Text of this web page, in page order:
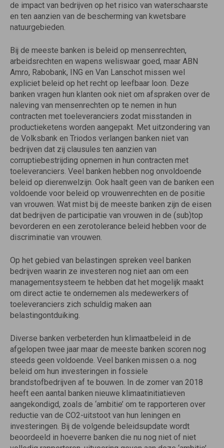
de impact van bedrijven op het risico van waterschaarste
en ten aanzien van de bescherming van kwetsbare
natuurgebieden.
Bij de meeste banken is beleid op mensenrechten,
arbeidsrechten en wapens weliswaar goed, maar ABN
Amro, Rabobank, ING en Van Lanschot missen wel
expliciet beleid op het recht op leefbaar loon. Deze
banken vragen hun klanten ook niet om afspraken over de
naleving van mensenrechten op te nemen in hun
contracten met toeleveranciers zodat misstanden in
productieketens worden aangepakt. Met uitzondering van
de Volksbank en Triodos verlangen banken niet van
bedrijven dat zij clausules ten aanzien van
corruptiebestrijding opnemen in hun contracten met
toeleveranciers. Veel banken hebben nog onvoldoende
beleid op dierenwelzijn. Ook haalt geen van de banken een
voldoende voor beleid op vrouwenrechten en de positie
van vrouwen. Wat mist bij de meeste banken zijn de eisen
dat bedrijven de participatie van vrouwen in de (sub)top
bevorderen en een zerotolerance beleid hebben voor de
discriminatie van vrouwen.
Op het gebied van belastingen spreken veel banken
bedrijven waarin ze investeren nog niet aan om een
managementsysteem te hebben dat het mogelijk maakt
om direct actie te ondernemen als medewerkers of
toeleveranciers zich schuldig maken aan
belastingontduiking.
Diverse banken verbeterden hun klimaatbeleid in de
afgelopen twee jaar maar de meeste banken scoren nog
steeds geen voldoende. Veel banken missen o.a. nog
beleid om hun investeringen in fossiele
brandstofbedrijven af te bouwen. In de zomer van 2018
heeft een aantal banken nieuwe klimaatinitiatieven
aangekondigd, zoals de ‘ambitie’ om te rapporteren over
reductie van de CO2-uitstoot van hun leningen en
investeringen. Bij de volgende beleidsupdate wordt
beoordeeld in hoeverre banken die nu nog niet of niet